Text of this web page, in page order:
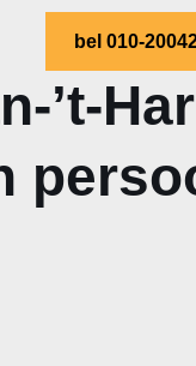
bel 010-
’t-